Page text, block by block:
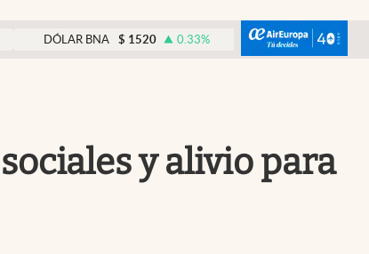
México
USA
DÓLAR BNA $ 1520 0.33% DÓLAR BLUE $ 1540
y alivio para